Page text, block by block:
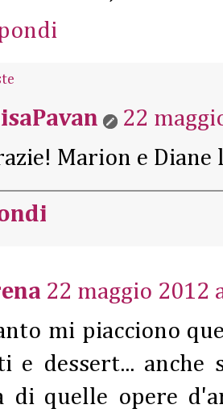
22
Marion e
22 maggio 2012
mi piacciono
e dessert... anche
di quelle opere